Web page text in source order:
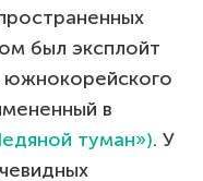
был эксплойт
южнокорейского
в
туман»). У